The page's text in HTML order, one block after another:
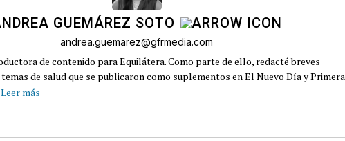
GUEMÁREZ SOTO
andrea.guemarez@gfrmedia.com
de contenido para Equilátera. Como parte de ello, redacté breves
de salud que se publicaron como suplementos en El Nuevo Día y Primera
Leer más